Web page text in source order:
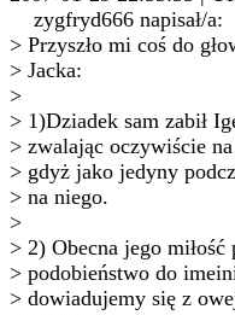
zygfryd666 napisał/a:
> Przyszło mi coś do
> Jacka:
>
> 1)Dziadek sam zabił
> zwalając oczywiście
> gdyż jako jedyny
> na niego.
>
> 2) Obecna jego
> podobieństwo do
> dowiadujemy się z